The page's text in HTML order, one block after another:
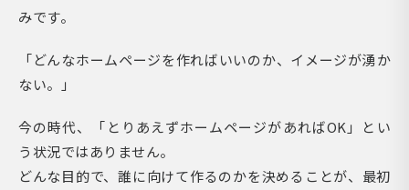
みです。
「どんなホームページを作ればいいのか、イメージが湧か
ない。」
今の時代、「とりあえずホームページがあればOK」とい
う状況ではありません。
どんな目的で、誰に向けて作るのかを決めることが、最初